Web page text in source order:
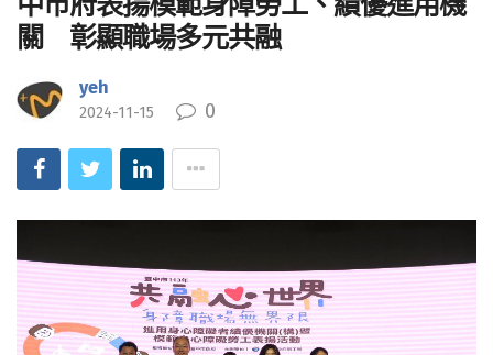
關 彰顯職場多元共融
yeh
2024-11-15 0